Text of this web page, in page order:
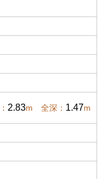
2.83m 全深： 1.47m